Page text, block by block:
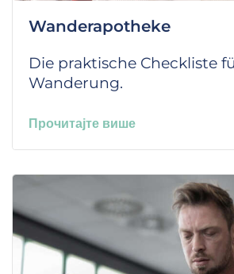
Wanderapotheke
Die praktische Checkliste
Wanderung.
Прочитајте више